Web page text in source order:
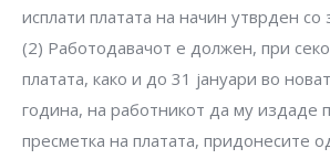
исплати платата на начин утврден со
(2) Работодавачот е должен, при
платата, како и до 31 јануари во
година, на работникот да му издаде
пресметка на платата, придонесите